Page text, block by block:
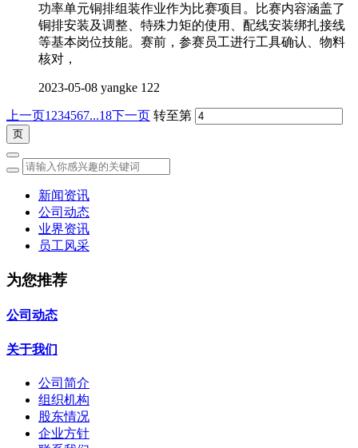
功率单元铜排组装作业作为比赛项目。比赛内容涵盖了
铜排安装及调整、特殊力矩的使用、配线安装绑扎接线
等基本岗位技能。赛前，参赛员工进行工具确认、物料
核对，
2023-05-08 yangke 122
上一页1 234567...18下一页 转至第
新闻资讯
公司动态
业界资讯
员工风采
为您推荐
公司动态
关于我们
公司简介
组织机构
股东情况
企业方针